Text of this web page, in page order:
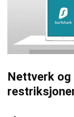
Nettverk og